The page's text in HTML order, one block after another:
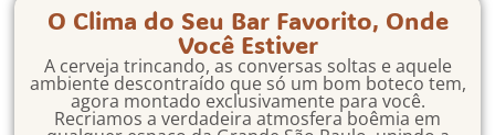
O Clima do Seu Bar Favorito, Onde
Você Estiver
A cerveja trincando, as conversas soltas e aquele
ambiente descontraído que só um bom boteco tem,
agora montado exclusivamente para você.
Recriamos a verdadeira atmosfera boêmia em